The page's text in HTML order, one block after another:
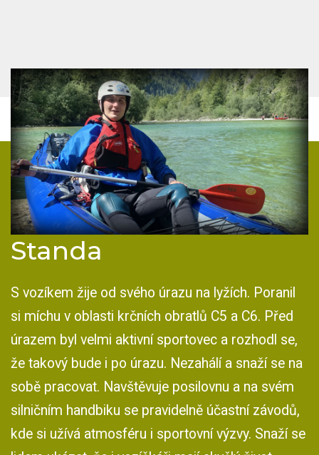
Standa
S vozíkem žije od svého úrazu na lyžích. Poranil
si míchu v oblasti krčních obratlů C5 a C6. Před
úrazem byl velmi aktivní sportovec a rozhodl se,
že takový bude i po úrazu. Nezahálí a snaží se na
sobě pracovat. Navštěvuje posilovnu a na svém
silničním handbiku se pravidelně účastní závodů,
kde si užívá atmosféru i sportovní výzvy. Snaží se